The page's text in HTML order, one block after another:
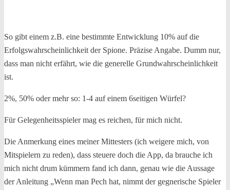
So gibt einem z.B. eine bestimmte Entwicklung 10% auf die
Erfolgswahrscheinlichkeit der Spione. Präzise Angabe. Dumm nur,
dass man nicht erfährt, wie die generelle Grundwahrscheinlichkeit
ist.
2%, 50% oder mehr so: 1-4 auf einem 6seitigen Würfel?
Für Gelegenheitsspieler mag es reichen, für mich nicht.
Die Anmerkung eines meiner Mittesters (ich weigere mich, von
Mitspielern zu reden), dass steuere doch die App, da brauche ich
mich nicht drum kümmern fand ich dann, genau wie die Aussage
der Anleitung „Wenn man Pech hat, nimmt der gegnerische Spieler